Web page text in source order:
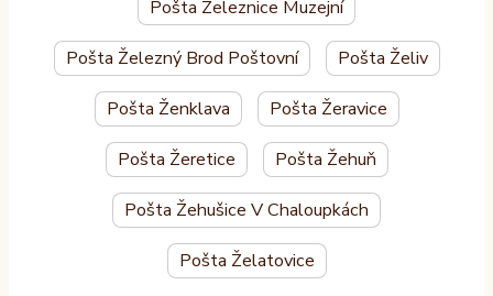
Pošta Železnice Muzejní
Pošta Železný Brod Poštovní Pošta Želiv
Pošta Ženklava Pošta Žeravice
Pošta Žeretice Pošta Žehuň
Pošta Žehušice V Chaloupkách
Pošta Želatovice